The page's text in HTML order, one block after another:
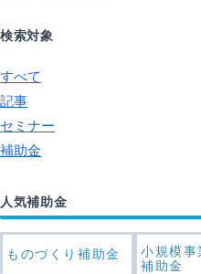
検索対象
すべて
記事
セミナー
補助金
人気補助金
ものづくり補助金
小規模事
補助金